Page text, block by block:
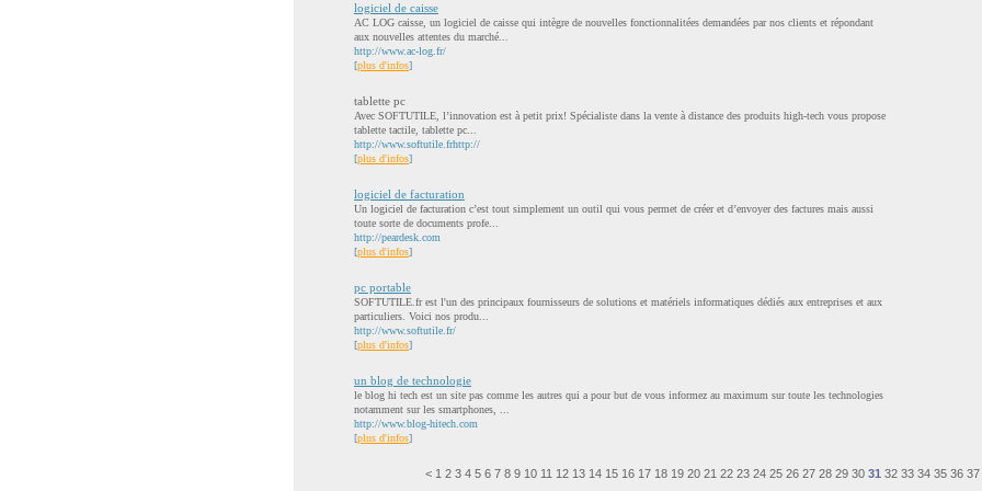
logiciel de caisse
AC LOG caisse, un logiciel de caisse qui intègre de nouvelles fonctionnalitées demandées par nos clients et répondant
aux nouvelles attentes du marché...
http://www.ac-log.fr/
[plus d'infos]
tablette pc
Avec SOFTUTILE, l’innovation est à petit prix! Spécialiste dans la vente à distance des produits high-tech vous propose
tablette tactile, tablette pc...
http://www.softutile.frhttp://
[plus d'infos]
logiciel de facturation
Un logiciel de facturation c’est tout simplement un outil qui vous permet de créer et d’envoyer des factures mais aussi
toute sorte de documents profe...
http://peardesk.com
[plus d'infos]
pc portable
SOFTUTILE.fr est l'un des principaux fournisseurs de solutions et matériels informatiques dédiés aux entreprises et aux
particuliers. Voici nos produ...
http://www.softutile.fr/
[plus d'infos]
un blog de technologie
le blog hi tech est un site pas comme les autres qui a pour but de vous informez au maximum sur toute les technologies
notamment sur les smartphones, ...
http://www.blog-hitech.com
[plus d'infos]
< 1 2 3 4 5 6 7 8 9 10 11 12 13 14 15 16 17 18 19 20 21 22 23 24 25 26 27 28 29 30 31 32 33 34 35 36 37